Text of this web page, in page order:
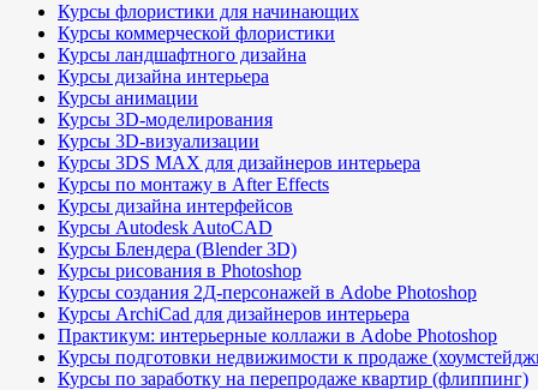
Курсы флористики для начинающих
Курсы коммерческой флористики
Курсы ландшафтного дизайна
Курсы дизайна интерьера
Курсы анимации
Курсы 3D-моделирования
Курсы 3D-визуализации
Курсы 3DS MAX для дизайнеров интерьера
Курсы по монтажу в After Effects
Курсы дизайна интерфейсов
Курсы Autodesk AutoCAD
Курсы Блендера (Blender 3D)
Курсы рисования в Photoshop
Курсы создания 2Д-персонажей в Adobe Photoshop
Курсы ArchiCad для дизайнеров интерьера
Практикум: интерьерные коллажи в Adobe Photoshop
Курсы подготовки недвижимости к продаже
Курсы по заработку на перепродаже квартир (флиппинг)